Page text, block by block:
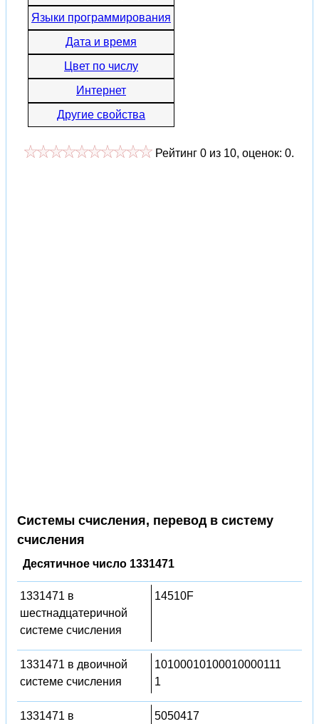
Языки программирования
Дата и время
Цвет по числу
Интернет
Другие свойства
Рейтинг 0 из 10, оценок: 0.
Системы счисления, перевод в систему
счисления
Десятичное число 1331471
1331471 в
шестнадцатеричной
системе счисления
14510F
1331471 в двоичной
системе счисления
10100010100010000111
1
1331471 в
5050417